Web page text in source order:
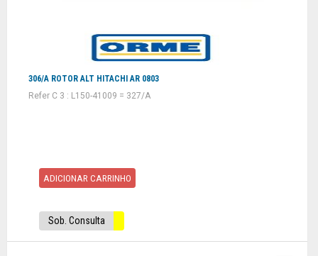
306/A ROTOR ALT HITACHI AR 0803
Refer C 3 : L150-41009 = 327/A
ADICIONAR CARRINHO
Sob. Consulta